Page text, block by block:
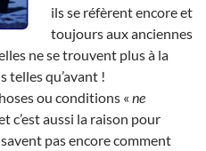
ils se réfèrent encore et
toujours aux anciennes
ne se trouvent plus à la
telles qu’avant !
ou conditions « ne
c’est aussi la raison pour
pas encore comment